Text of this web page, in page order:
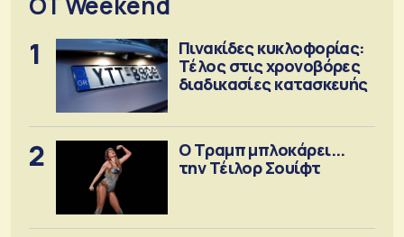
1
Πινακίδες κυκλοφορίας:
Τέλος στις χρονοβόρες
διαδικασίες κατασκευής
2
Ο Τραμπ μπλοκάρει...
την Τέιλορ Σουίφτ